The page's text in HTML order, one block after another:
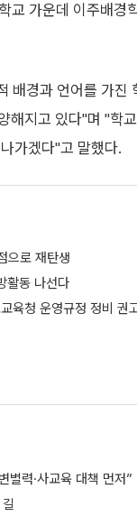
교 가운데 이주배
배경과 언어를 가진
해지고 있다"며 "학
가겠다"고 말했다.
으로 재탄생
활동 나선다
육청 운영규정 정비 권
별력·사교육 대책 먼저”